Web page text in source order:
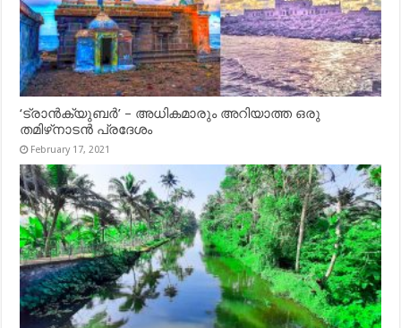
‘ട്രാൻക്യുബർ’ – അധികമാരും അറിയാത്ത ഒരു
തമിഴ്‌നാടൻ പ്രദേശം
February 17, 2021